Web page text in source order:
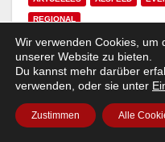
REGIONAL
Tattoo
Alsfeld!
MAIKE ENGELKE
Wir verwenden Cookies, um
unserer Website zu bieten.
Du kannst mehr darüber
verwenden, oder sie unter
Zustimmen Alle